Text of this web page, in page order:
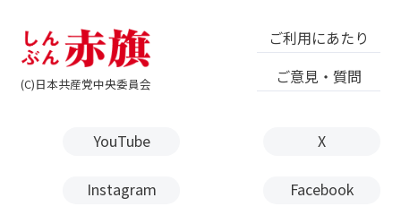
(C)日本共産党中央委員会
ご利用にあたり
ご意見・質問
YouTube X
Instagram Facebook